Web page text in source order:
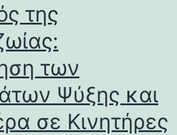
της
των
Ψύξης και
σε Κινητήρες